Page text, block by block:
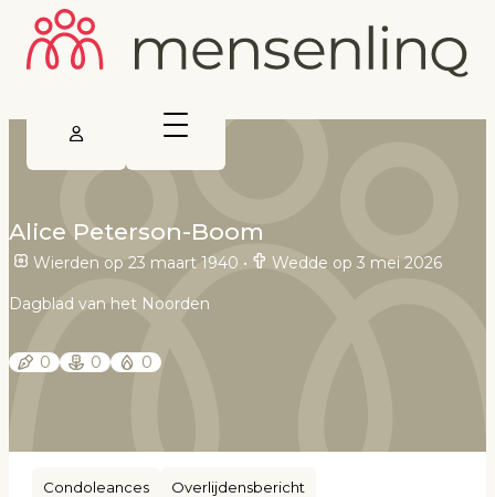
Alice Peterson-Boom
Wierden op 23 maart 1940 • Wedde op 3 mei 2026
Dagblad van het Noorden
0 0 0
Condoleances Overlijdensbericht